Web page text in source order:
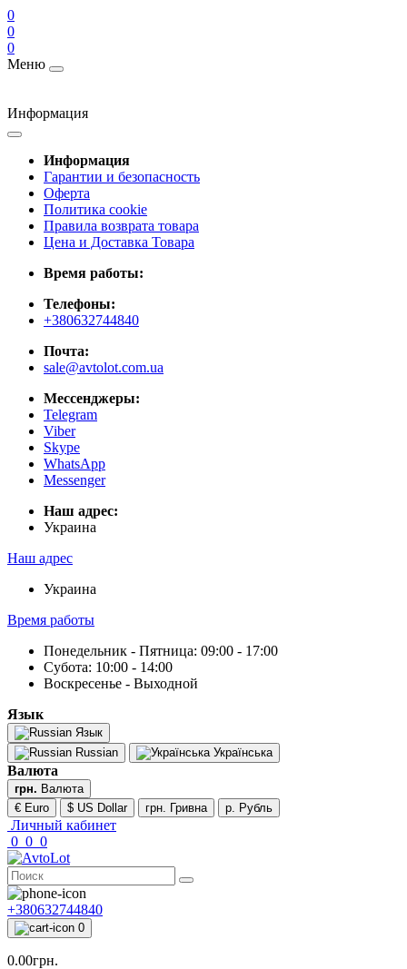
0
0
0
Меню
Информация
Информация
Гарантии и безопасность
Оферта
Политика cookie
Правила возврата товара
Цена и Доставка Товара
Время работы:
Телефоны:
+380632744840
Почта:
sale@avtolot.com.ua
Мессенджеры:
Telegram
Viber
Skype
WhatsApp
Messenger
Наш адрес:
Украина
Наш адрес
Украина
Время работы
Понедельник - Пятница: 09:00 - 17:00
Субота: 10:00 - 14:00
Воскресенье - Выходной
Язык
Язык
Russian
Українська
Валюта
грн. Валюта
€ Euro
$ US Dollar грн. Гривна р. Рубль
Личный кабинет
0 0 0
+380632744840
0
0.00грн.